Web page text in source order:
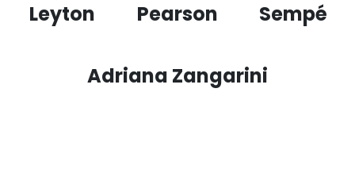
Leyton
Pearson
Sempé
Adriana Zangarini